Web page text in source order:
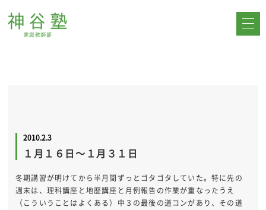
2010.2.3
１月１６日～１月３１日
冬期講習が明けてから半月間ずっとゴタゴタしていた。特に先の
週末は、理科講座と地歴講座と月例報告の作業が重なったうえ
（こういうことはよくある）中３の最後の道コンがあり、その道